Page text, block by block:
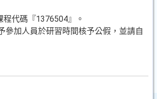
代碼『1376504』。
參加人員於研習時間核予公假，並請自